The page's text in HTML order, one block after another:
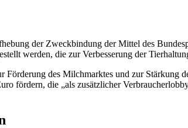
der Zweckbindung der Mittel des
werden, die zur Verbesserung der
des Milchmarktes und zur Stärkung
fördern, die „als zusätzlicher